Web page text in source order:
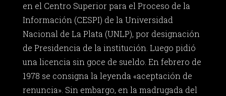
en el Centro Superior para el Proceso de la
Información (CESPI) de la Universidad
Nacional de La Plata (UNLP), por designación
de Presidencia de la institución. Luego pidió
una licencia sin goce de sueldo. En febrero de
1978 se consigna la leyenda «aceptación de
renuncia». Sin embargo, en la madrugada del